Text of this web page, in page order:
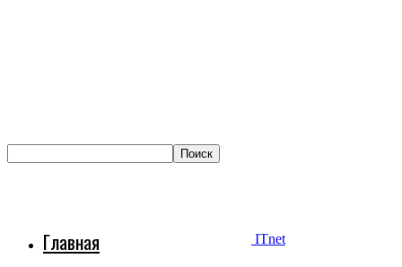
ITnet
Главная